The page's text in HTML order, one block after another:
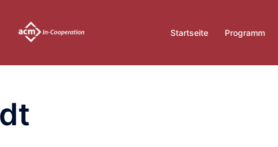
Startseite Programm